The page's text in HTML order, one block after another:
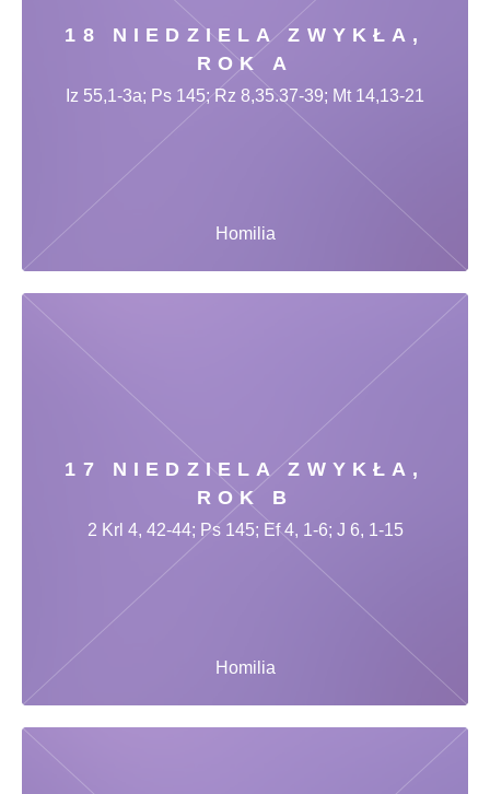
18 NIEDZIELA ZWYKŁA,
ROK A
Homilia
Iz 55,1-3a; Ps 145; Rz 8,35.37-39; Mt 14,13-21
17 NIEDZIELA ZWYKŁA,
ROK B
Homilia
2 Krl 4, 42-44; Ps 145; Ef 4, 1-6; J 6, 1-15